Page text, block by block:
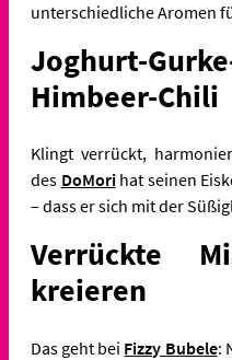
unterschiedliche Aromen
Joghurt-
Himbeer-Chili
Klingt verrückt,
des DoMorihat seinen
– dass er sich mit der
Verrückte
kreieren
Das geht bei Fizzy Bubele: